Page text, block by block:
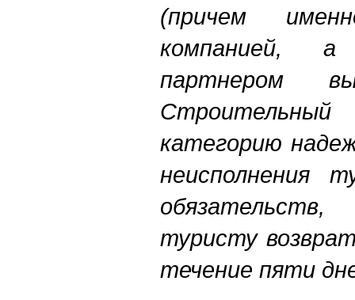
(причем
компанией,
партнером
категорию
неисполнения
туристу
течение пяти